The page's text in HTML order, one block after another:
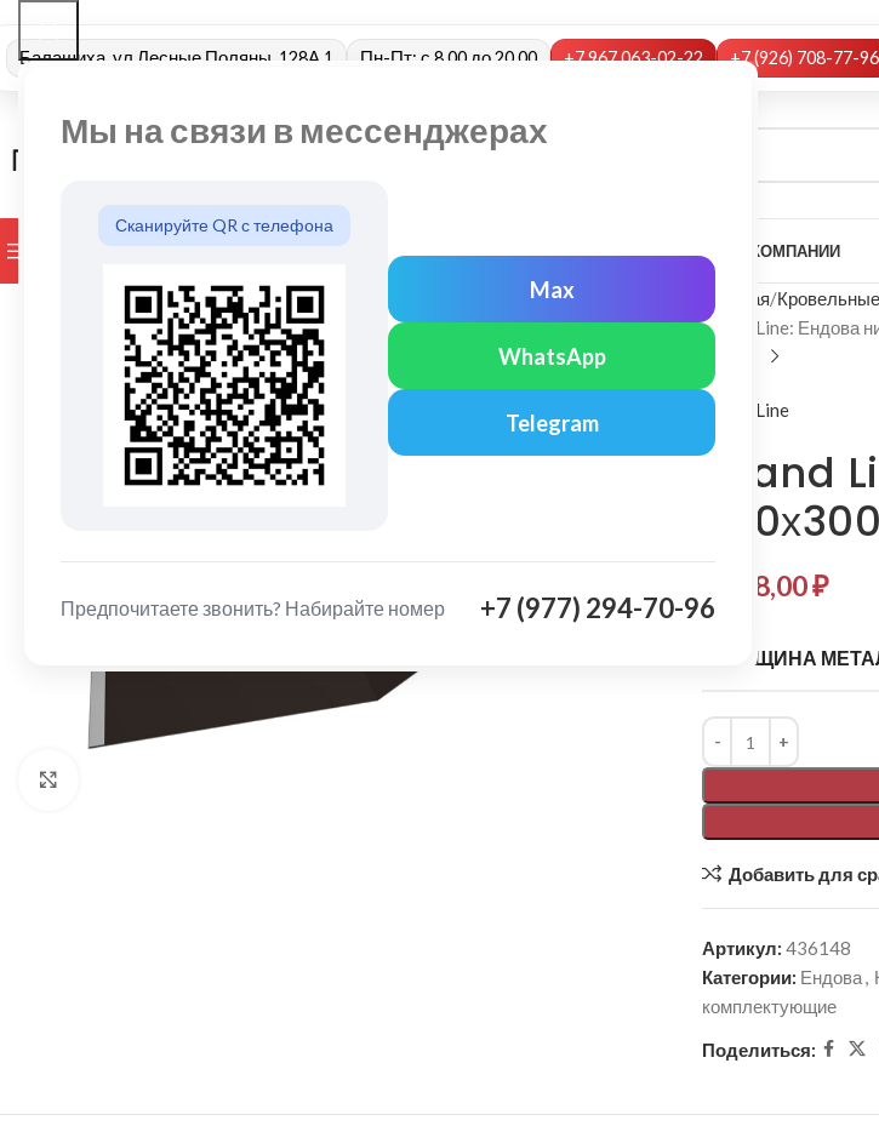
Мы на связи в мессенджерах
Сканируйте QR с телефона
Max
WhatsApp
Telegram
Предпочитаете звонить? Набирайте номер +7 (977) 294-70-96
Балашиха, ул Лесные Поляны, 128А 1 Пн-Пт: с 8.00 до 20.00 +7 967 063-02-22 +7 (926) 708-77-96
ПРОСМОТР КАТЕГОРИЙ БРЕНДЫ О КОМПАНИИ
Главная
Grand Line: Ендова
Grand Line
Grand
6 178,00₽
ТОЛЩИНА
Alternative:
Добавить для
Артикул:436148
Категории: Ендова,
комплектующие
Поделиться: